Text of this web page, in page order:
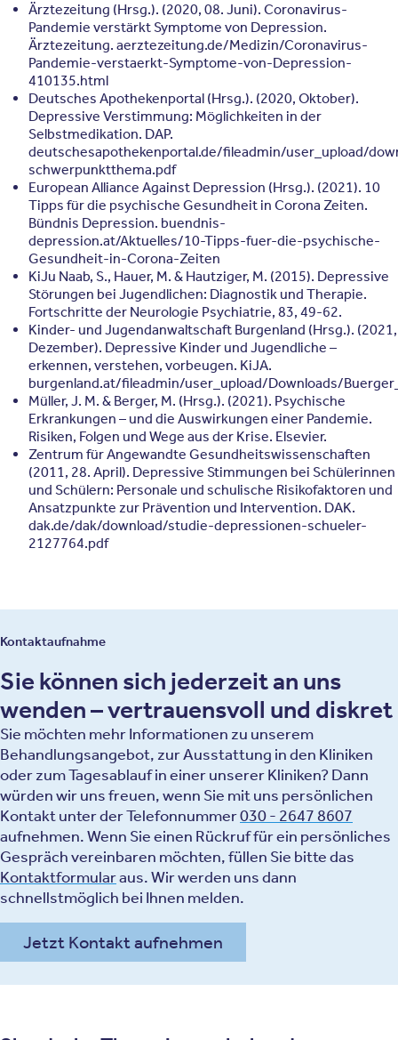
Ärztezeitung (Hrsg.). (2020, 08. Juni). Coronavirus-
Pandemie verstärkt Symptome von Depression.
Ärztezeitung. aerztezeitung.de/Medizin/Coronavirus-
Pandemie-verstaerkt-Symptome-von-Depression-
410135.html
Deutsches Apothekenportal (Hrsg.). (2020, Oktober).
Depressive Verstimmung: Möglichkeiten in der
Selbstmedikation. DAP.
deutschesapothekenportal.de/fileadmin/user_upload/
schwerpunktthema.pdf
European Alliance Against Depression (Hrsg.). (2021). 10
Tipps für die psychische Gesundheit in Corona Zeiten.
Bündnis Depression. buendnis-
depression.at/Aktuelles/10-Tipps-fuer-die-psychische-
Gesundheit-in-Corona-Zeiten
KiJu Naab, S., Hauer, M. & Hautziger, M. (2015). Depressive
Störungen bei Jugendlichen: Diagnostik und Therapie.
Fortschritte der Neurologie Psychiatrie, 83, 49-62.
Kinder- und Jugendanwaltschaft Burgenland (Hrsg.). (2021,
Dezember). Depressive Kinder und Jugendliche –
erkennen, verstehen, vorbeugen. KiJA.
burgenland.at/fileadmin/user_upload/Downloads/
Müller, J. M. & Berger, M. (Hrsg.). (2021). Psychische
Erkrankungen – und die Auswirkungen einer Pandemie.
Risiken, Folgen und Wege aus der Krise. Elsevier.
Zentrum für Angewandte Gesundheitswissenschaften
(2011, 28. April). Depressive Stimmungen bei Schülerinnen
und Schülern: Personale und schulische Risikofaktoren und
Ansatzpunkte zur Prävention und Intervention. DAK.
dak.de/dak/download/studie-depressionen-schueler-
2127764.pdf
Kontaktaufnahme
Sie können sich jederzeit an uns
wenden – vertrauensvoll und diskret
Sie möchten mehr Informationen zu unserem
Behandlungsangebot, zur Ausstattung in den Kliniken
oder zum Tagesablauf in einer unserer Kliniken? Dann
würden wir uns freuen, wenn Sie mit uns persönlichen
Kontakt unter der Telefonnummer030 - 2647 8607
aufnehmen. Wenn Sie einen Rückruf für ein persönliches
Gespräch vereinbaren möchten, füllen Sie bitte das
Kontaktformularaus. Wir werden uns dann
schnellstmöglich bei Ihnen melden.
Jetzt Kontakt aufnehmen